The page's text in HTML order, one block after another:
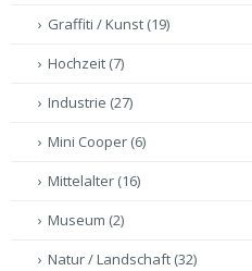
Graffiti / Kunst (19)
Hochzeit (7)
Industrie (27)
Mini Cooper (6)
Mittelalter (16)
Museum (2)
Natur / Landschaft (32)